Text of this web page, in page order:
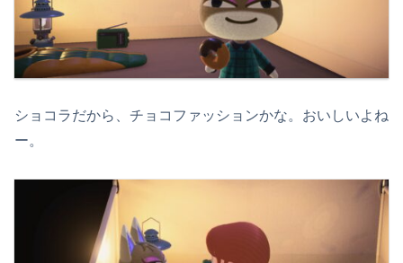
ショコラだから、チョコファッションかな。おいしいよね
ー。